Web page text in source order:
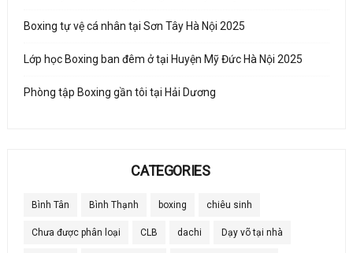
Boxing tự vệ cá nhân tại Sơn Tây Hà Nội 2025
Lớp học Boxing ban đêm ở tại Huyện Mỹ Đức Hà Nội 2025
Phòng tập Boxing gần tôi tại Hải Dương
CATEGORIES
Bình Tân Bình Thạnh boxing chiêu sinh
Chưa được phân loại CLB dachi Dạy võ tại nhà